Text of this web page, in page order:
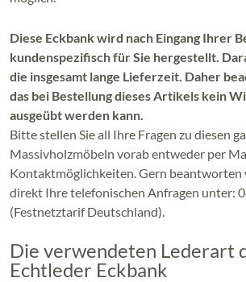
Diese Eckbank wird nach Eingang Ihrer
kundenspezifisch für Sie hergestellt.
die insgesamt lange Lieferzeit. Daher
das bei Bestellung dieses Artikels kein
ausgeübt werden kann.
Bitte stellen Sie all Ihre Fragen zu diesen
Massivholzmöbeln vorab entweder per
Kontaktmöglichkeiten. Gern beantworten
direkt Ihre telefonischen Anfragen unter:
(Festnetztarif Deutschland).
Die verwendeten Lederart
Echtleder Eckbank